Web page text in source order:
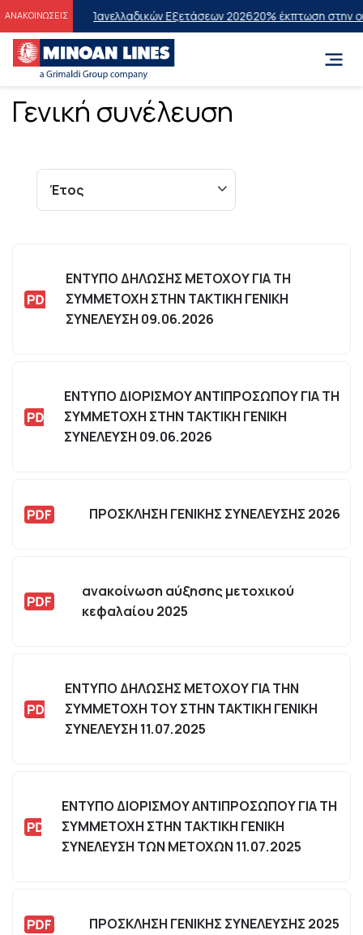
ΑΝΑΚΟΙΝΩΣΕΙΣτων Πανελλαδικών Εξετάσεων 202620% έκπτωση στην
Γενική συνέλευση
ΕΝΤΥΠΟ ΔΗΛΩΣΗΣ ΜΕΤΟΧΟΥ ΓΙΑ ΤΗ
ΣΥΜΜΕΤΟΧΗ ΣΤΗΝ ΤΑΚΤΙΚΗ ΓΕΝΙΚΗ
ΣΥΝΕΛΕΥΣΗ 09.06.2026
ΕΝΤΥΠΟ ΔΙΟΡΙΣΜΟΥ ΑΝΤΙΠΡΟΣΩΠΟΥ ΓΙΑ ΤΗ
ΣΥΜΜΕΤΟΧΗ ΣΤΗΝ ΤΑΚΤΙΚΗ ΓΕΝΙΚΗ
ΣΥΝΕΛΕΥΣΗ 09.06.2026
ΠΡΟΣΚΛΗΣΗ ΓΕΝΙΚΗΣ ΣΥΝΕΛΕΥΣΗΣ 2026
ανακοίνωση αύξησης μετοχικού
κεφαλαίου 2025
ΕΝΤΥΠΟ ΔΗΛΩΣΗΣ ΜΕΤΟΧΟΥ ΓΙΑ ΤΗΝ
ΣΥΜΜΕΤΟΧΗ ΤΟΥ ΣΤΗΝ ΤΑΚΤΙΚΗ ΓΕΝΙΚΗ
ΣΥΝΕΛΕΥΣΗ 11.07.2025
ΕΝΤΥΠΟ ΔΙΟΡΙΣΜΟΥ ΑΝΤΙΠΡΟΣΩΠΟΥ ΓΙΑ ΤΗ
ΣΥΜΜΕΤΟΧΗ ΣΤΗΝ ΤΑΚΤΙΚΗ ΓΕΝΙΚΗ
ΣΥΝΕΛΕΥΣΗ ΤΩΝ ΜΕΤΟΧΩΝ 11.07.2025
ΠΡΟΣΚΛΗΣΗ ΓΕΝΙΚΗΣ ΣΥΝΕΛΕΥΣΗΣ 2025